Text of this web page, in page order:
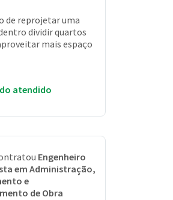
de reprojetar uma
dividir quartos
mais espaço
atendido
Engenheiro
em Administração,
e
de Obra